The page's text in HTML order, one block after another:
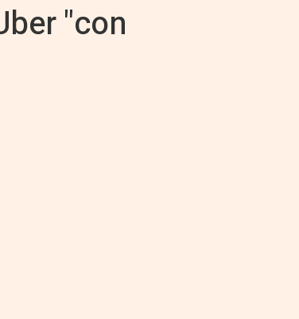
"con